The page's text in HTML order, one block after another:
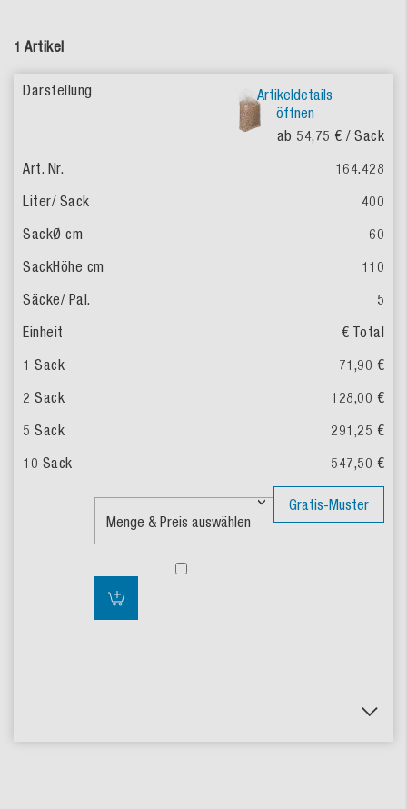
1 Artikel
Artikeldetails
öffnen
ab 54,75 € / Sack
164.428
400
60
110
5
€ Total
71,90 €
128,00 €
291,25 €
547,50 €
Gratis-Muster